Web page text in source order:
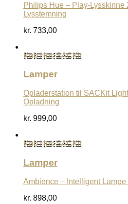
Philips Hue – Play-Lysskinne
Lysstemning
kr. 733,00
Køb Hos SACKit
Lamper
Opladerstation til SACKit
Opladning
kr. 999,00
Køb Hos SACKit
Lamper
Ambience – Intelligent
kr. 898,00